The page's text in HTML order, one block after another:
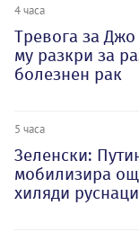
4 часа
Тревога за
му разкри за
болезнен рак
5 часа
Зеленски:
мобилизира
хиляди руснаци